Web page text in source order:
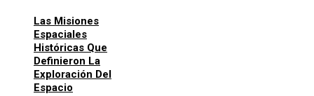
Las Misiones
Espaciales
Históricas Que
Definieron La
Exploración Del
Espacio